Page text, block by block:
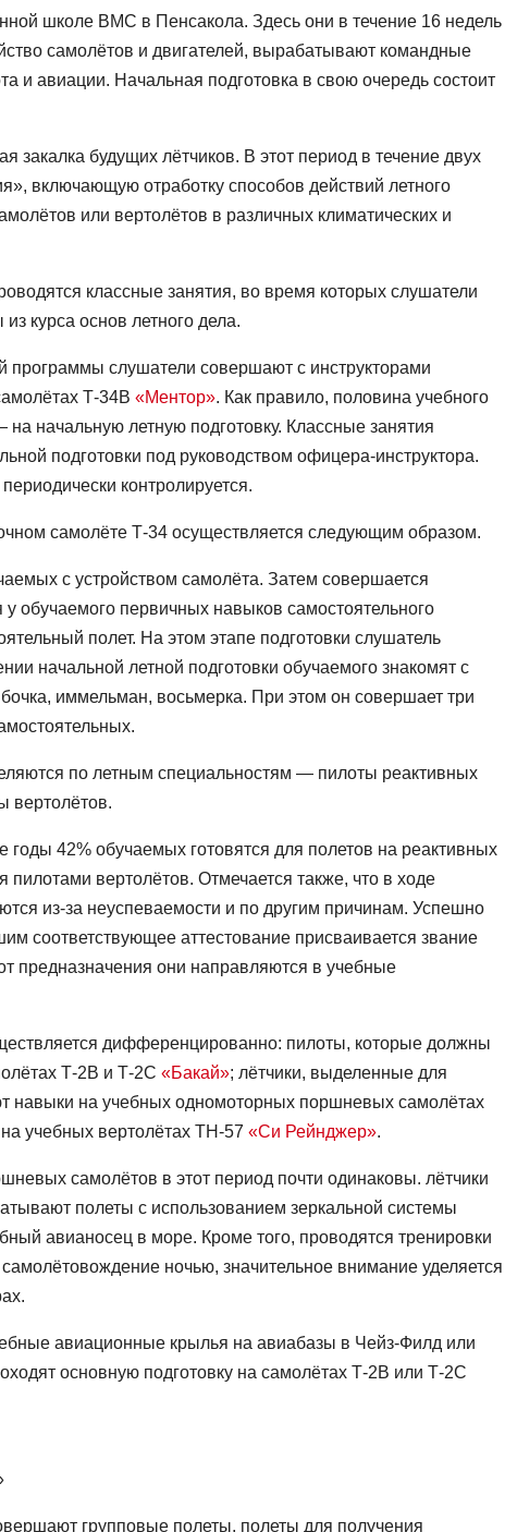
школе ВМС в Пенсакола. Здесь они в течение 16 недель
самолётов и двигателей, вырабатывают командные
и авиации. Начальная подготовка в свою очередь состоит
закалка будущих лётчиков. В этот период в течение двух
включающую отработку способов действий летного
или вертолётов в различных климатических и
классные занятия, во время которых слушатели
курса основ летного дела.
программы слушатели совершают с инструкторами
Т-34В «Ментор». Как правило, половина учебного
начальную летную подготовку. Классные занятия
подготовки под руководством офицера-инструктора.
контролируется.
самолёте Т-34 осуществляется следующим образом.
с устройством самолёта. Затем совершается
обучаемого первичных навыков самостоятельного
полет. На этом этапе подготовки слушатель
начальной летной подготовки обучаемого знакомят с
иммельман, восьмерка. При этом он совершает три
по летным специальностям — пилоты реактивных
вертолётов.
годы 42% обучаемых готовятся для полетов на реактивных
вертолётов. Отмечается также, что в ходе
из-за неуспеваемости и по другим причинам. Успешно
соответствующее аттестование присваивается звание
предназначения они направляются в учебные
дифференцированно: пилоты, которые должны
Т-2В и Т-2С «Бакай»; лётчики, выделенные для
навыки на учебных одномоторных поршневых самолётах
учебных вертолётах ТН-57 «Си Рейнджер».
самолётов в этот период почти одинаковы. лётчики
полеты с использованием зеркальной системы
авианосец в море. Кроме того, проводятся тренировки
ночью, значительное внимание уделяется
авиационные крылья на авиабазы в Чейз-Филд или
основную подготовку на самолётах Т-2В или Т-2С
групповые полеты, полеты для получения